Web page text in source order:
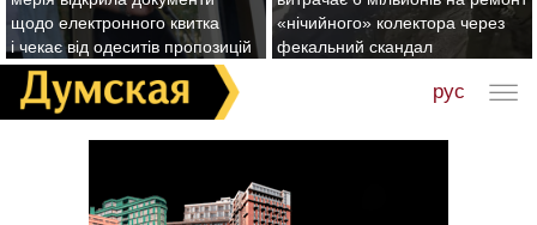
щодо електронного квитка
і чекає від одеситів пропозицій
«нічийного» колектора через
фекальний скандал
рус